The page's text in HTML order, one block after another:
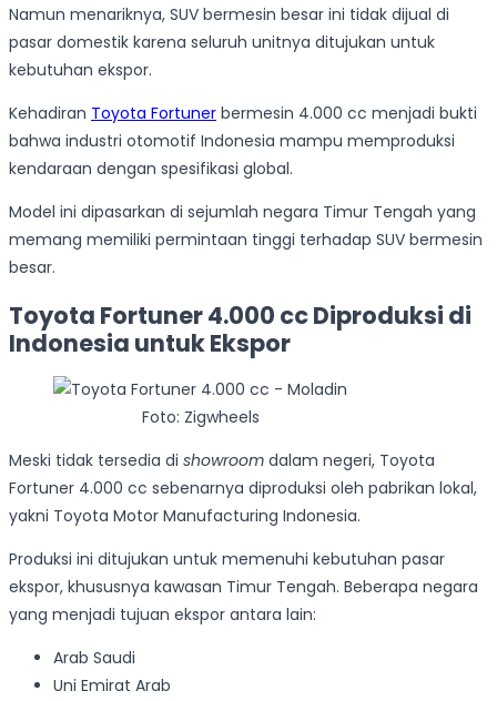
Namun menariknya, SUV bermesin besar ini tidak dijual di
pasar domestik karena seluruh unitnya ditujukan untuk
kebutuhan ekspor.
Kehadiran Toyota Fortuner bermesin 4.000 cc menjadi bukti
bahwa industri otomotif Indonesia mampu memproduksi
kendaraan dengan spesifikasi global.
Model ini dipasarkan di sejumlah negara Timur Tengah yang
memang memiliki permintaan tinggi terhadap SUV bermesin
besar.
Toyota Fortuner 4.000 cc Diproduksi di
Indonesia untuk Ekspor
Foto: Zigwheels
Meski tidak tersedia di showroom dalam negeri, Toyota
Fortuner 4.000 cc sebenarnya diproduksi oleh pabrikan lokal,
yakni Toyota Motor Manufacturing Indonesia.
Produksi ini ditujukan untuk memenuhi kebutuhan pasar
ekspor, khususnya kawasan Timur Tengah. Beberapa negara
yang menjadi tujuan ekspor antara lain:
Arab Saudi
Uni Emirat Arab